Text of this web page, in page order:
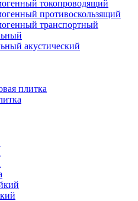
токопроводящий
противоскользящий
транспортный
акустический
плитка